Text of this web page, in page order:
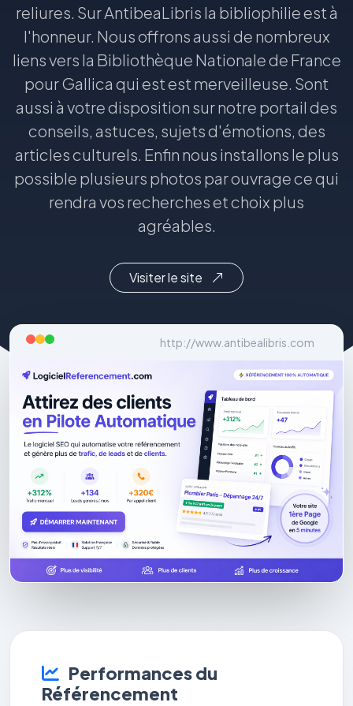
reliures. Sur AntibeaLibris la bibliophilie est à
l'honneur. Nous offrons aussi de nombreux
liens vers la Bibliothèque Nationale de France
pour Gallica qui est est merveilleuse. Sont
aussi à votre disposition sur notre portail des
conseils, astuces, sujets d'émotions, des
articles culturels. Enfin nous installons le plus
possible plusieurs photos par ouvrage ce qui
rendra vos recherches et choix plus
agréables.
Visiter le site
http://www.antibealibris.com
Performances du
Référencement